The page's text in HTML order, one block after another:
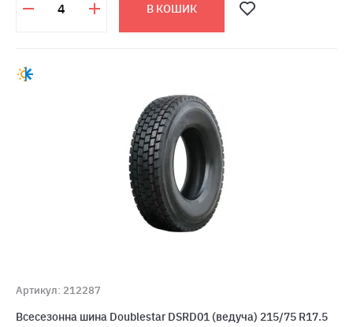
В КОШИК
Артикул: 212287
Всесезонна шина Doublestar DSRD01 (ведуча) 215/75 R17.5